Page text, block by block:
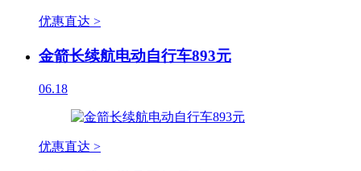
优惠直达 >
金箭长续航电动自行车893元
06.18
优惠直达 >